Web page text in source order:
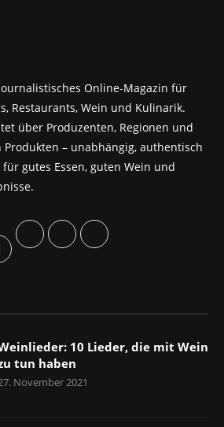
Online-Magazin für
Restaurants, Wein und Kulinarik.
über Produzenten, Regionen und
– unabhängig, authentisch
gutes Essen, guten Wein und
10 Lieder, die mit Wein
tun haben
November 2021